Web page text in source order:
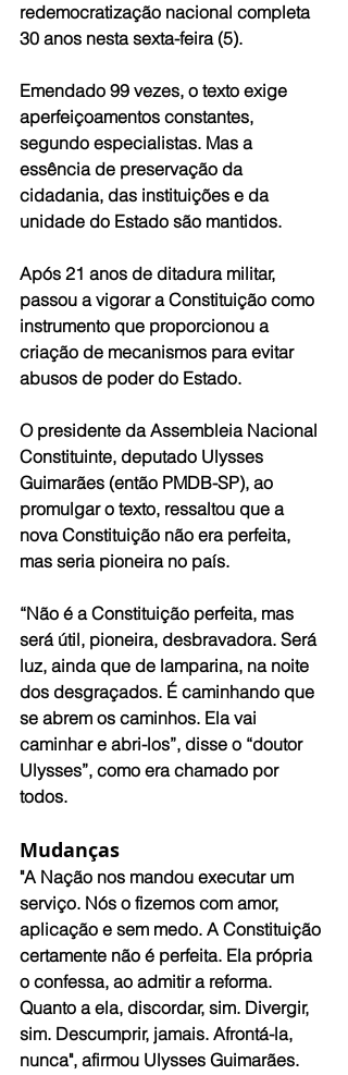
redemocratização nacional completa
30 anos nesta sexta-feira (5).
Emendado 99 vezes, o texto exige
aperfeiçoamentos constantes,
segundo especialistas. Mas a
essência de preservação da
cidadania, das instituições e da
unidade do Estado são mantidos.
Após 21 anos de ditadura militar,
passou a vigorar a Constituição como
instrumento que proporcionou a
criação de mecanismos para evitar
abusos de poder do Estado.
O presidente da Assembleia Nacional
Constituinte, deputado Ulysses
Guimarães (então PMDB-SP), ao
promulgar o texto, ressaltou que a
nova Constituição não era perfeita,
mas seria pioneira no país.
“Não é a Constituição perfeita, mas
será útil, pioneira, desbravadora. Será
luz, ainda que de lamparina, na noite
dos desgraçados. É caminhando que
se abrem os caminhos. Ela vai
caminhar e abri-los”, disse o “doutor
Ulysses”, como era chamado por
todos.
Mudanças
"A Nação nos mandou executar um
serviço. Nós o fizemos com amor,
aplicação e sem medo. A Constituição
certamente não é perfeita. Ela própria
o confessa, ao admitir a reforma.
Quanto a ela, discordar, sim. Divergir,
sim. Descumprir, jamais. Afrontá-la,
nunca", afirmou Ulysses Guimarães.